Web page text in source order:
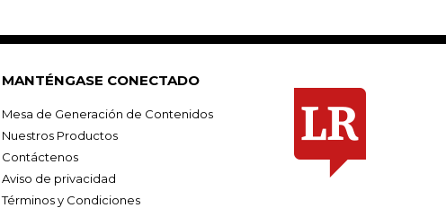
MANTÉNGASE CONECTADO
Mesa de Generación de Contenidos
Nuestros Productos
Contáctenos
Aviso de privacidad
Términos y Condiciones